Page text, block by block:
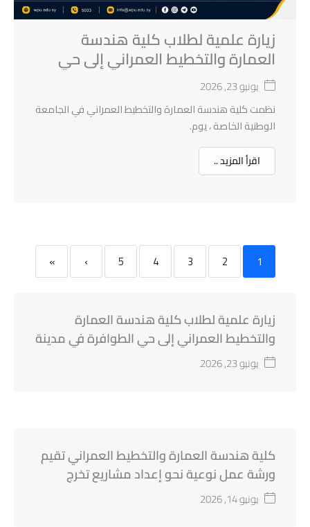
زيارة علمية لطلاب كلية هندسة
العمارة والتخطيط العمراني إلى حي
الطوافرة في مدينة حماه القديمة
يونيو 23, 2026
نظمت كلية هندسة العمارة والتخطيط العمراني في الجامعة
الوطنية الخاصة ، يوم.
اقرأ المزيد ..
1
2
3
4
5
›
»
زيارة علمية لطلاب كلية هندسة العمارة
والتخطيط العمراني إلى حي الطوافرة في مدينة
حماه القديمة
يونيو 23, 2026
كلية هندسة العمارة والتخطيط العمراني تقيم
ورشة عمل نوعية نحو إعداد مشاريع تخرج
معمارية مميزة
يونيو 14, 2026